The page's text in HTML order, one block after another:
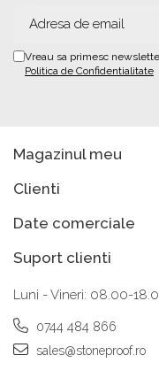
Vreau sa primesc
Politica de Confidentialitate
Magazinul meu
Clienti
Date comerciale
Suport clienti
Luni - Vineri: 08.00-
0744 484 866
sales@stoneproof.ro